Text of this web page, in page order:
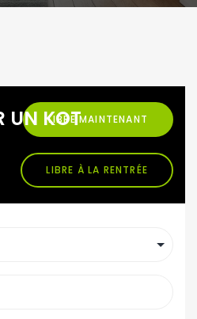
UN KOTLIBRE MAINTENANT
LIBRE À LA RENTRÉE